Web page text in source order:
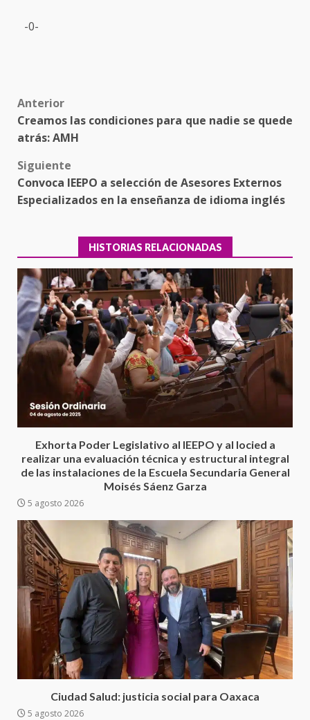
-0-
Post
navigation
Anterior
Creamos las condiciones para que nadie se quede
atrás: AMH
Siguiente
Convoca IEEPO a selección de Asesores Externos
Especializados en la enseñanza de idioma inglés
HISTORIAS RELACIONADAS
Exhorta Poder Legislativo al IEEPO y al Iocied a
realizar una evaluación técnica y estructural integral
de las instalaciones de la Escuela Secundaria General
Moisés Sáenz Garza
5 agosto 2026
Ciudad Salud: justicia social para Oaxaca
5 agosto 2026
3
Encuentro de Ariadna Montiel
con el Gobernador Salomón Jara
Cruz reafirma la consolidación
de la transformación en
territorio oaxaqueño
30 julio 2026
4
Juan Mazatlán
20 julio 2026
5
Sanciona Municipio de Oaxaca
de Juárez caso de maltrato
animal tras denuncia ciudadana
16 julio 2026
Detienen a Ernesto Ruffo en Baja
California; FGR lo investiga por
presuntos delitos de